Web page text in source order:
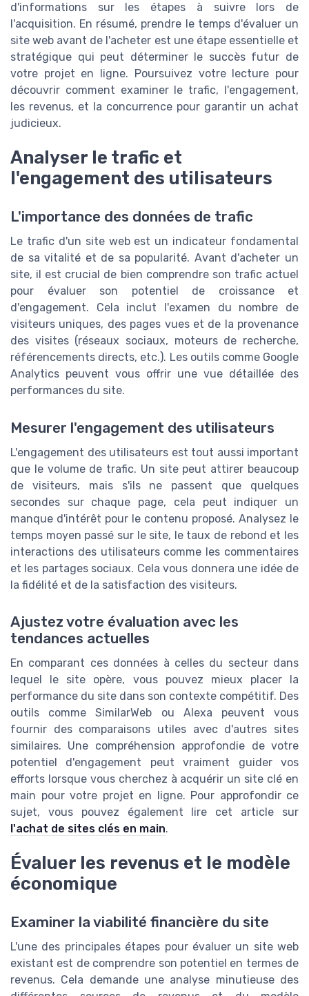
d'informations sur les étapes à suivre lors de
l'acquisition. En résumé, prendre le temps d'évaluer un
site web avant de l'acheter est une étape essentielle et
stratégique qui peut déterminer le succès futur de
votre projet en ligne. Poursuivez votre lecture pour
découvrir comment examiner le trafic, l'engagement,
les revenus, et la concurrence pour garantir un achat
judicieux.
Analyser le trafic et
l'engagement des utilisateurs
L'importance des données de trafic
Le trafic d'un site web est un indicateur fondamental
de sa vitalité et de sa popularité. Avant d'acheter un
site, il est crucial de bien comprendre son trafic actuel
pour évaluer son potentiel de croissance et
d'engagement. Cela inclut l'examen du nombre de
visiteurs uniques, des pages vues et de la provenance
des visites (réseaux sociaux, moteurs de recherche,
référencements directs, etc.). Les outils comme Google
Analytics peuvent vous offrir une vue détaillée des
performances du site.
Mesurer l'engagement des utilisateurs
L'engagement des utilisateurs est tout aussi important
que le volume de trafic. Un site peut attirer beaucoup
de visiteurs, mais s'ils ne passent que quelques
secondes sur chaque page, cela peut indiquer un
manque d'intérêt pour le contenu proposé. Analysez le
temps moyen passé sur le site, le taux de rebond et les
interactions des utilisateurs comme les commentaires
et les partages sociaux. Cela vous donnera une idée de
la fidélité et de la satisfaction des visiteurs.
Ajustez votre évaluation avec les
tendances actuelles
En comparant ces données à celles du secteur dans
lequel le site opère, vous pouvez mieux placer la
performance du site dans son contexte compétitif. Des
outils comme SimilarWeb ou Alexa peuvent vous
fournir des comparaisons utiles avec d'autres sites
similaires. Une compréhension approfondie de votre
potentiel d'engagement peut vraiment guider vos
efforts lorsque vous cherchez à acquérir un site clé en
main pour votre projet en ligne. Pour approfondir ce
sujet, vous pouvez également lire cet article sur
l'achat de sites clés en main.
Évaluer les revenus et le modèle
économique
Examiner la viabilité financière du site
L'une des principales étapes pour évaluer un site web
existant est de comprendre son potentiel en termes de
revenus. Cela demande une analyse minutieuse des